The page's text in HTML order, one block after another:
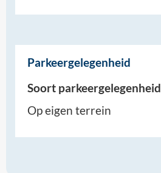
Parkeergelegenheid
Soort parkeergelegenheid
Op eigen terrein